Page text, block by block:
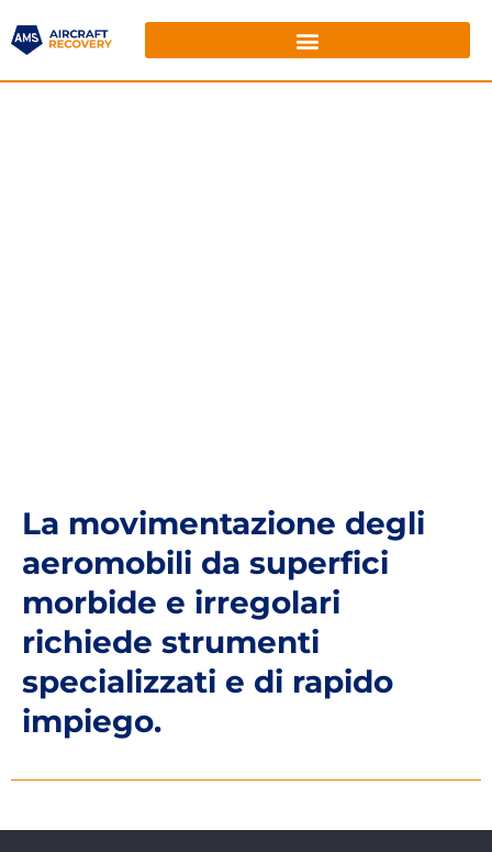
La movimentazione degli
aeromobili da superfici
morbide e irregolari
richiede strumenti
specializzati e di rapido
impiego.